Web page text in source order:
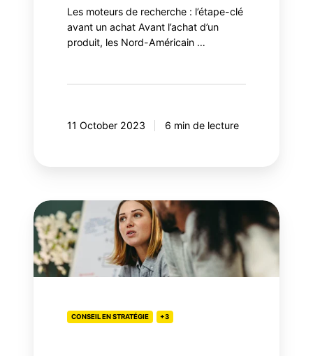
Les moteurs de recherche : l’étape-clé
avant un achat Avant l’achat d’un
produit, les Nord-Américain …
11 October 2023 6 min de lecture
Les
5
questions
qui
déterminent
réussiteCONSEIL EN STRATÉGIE +3